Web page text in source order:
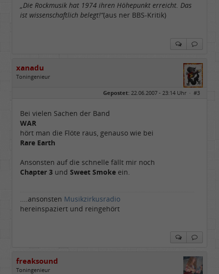
„Die Rockmusik hat 1974 ihren Höhepunkt erreicht. Das
ist wissenschaftlich belegt!“(aus ner BBS-Kritik)
xanadu
Toningenieur
Rain am Lech (Bayern)
Beiträge:
6537
Dabei seit:
Gepostet: 22.06.2007 - 23:14 Uhr · #3
Bei vielen Sachen der Band
WAR
hört man die Flöte raus, genauso wie bei
Rare Earth
Ansonsten auf die schnelle fällt mir noch
Chapter 3 und Sweet Smoke ein.
....ansonsten Musikzirkusradio
hereinspaziert und reingehört
freaksound
Toningenieur